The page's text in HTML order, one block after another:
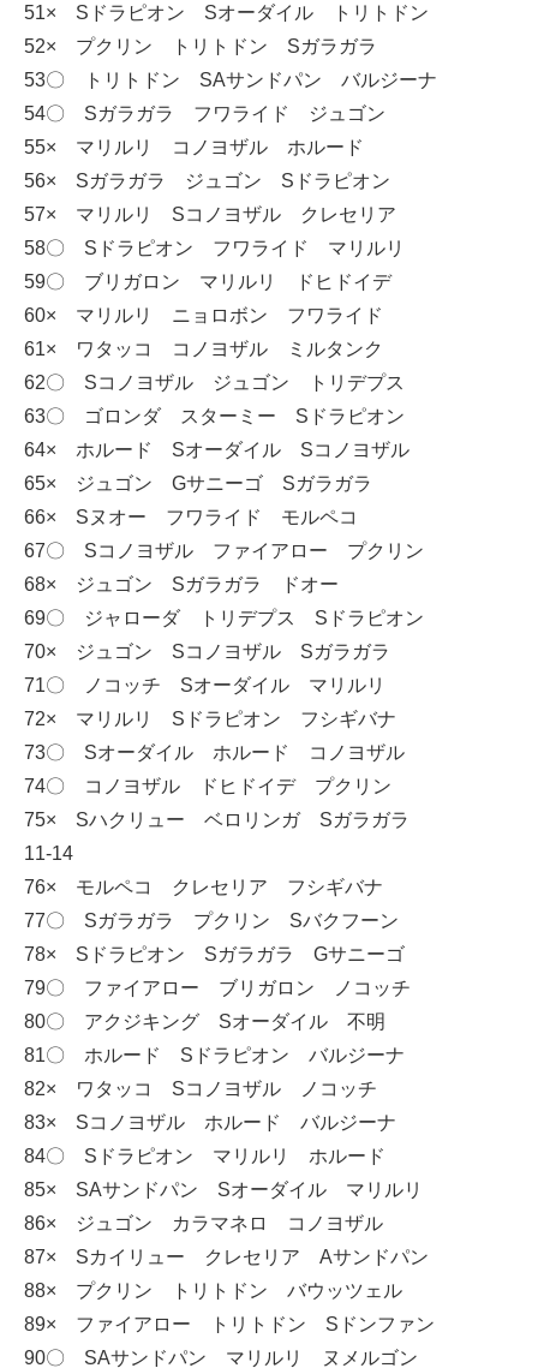
51× Sドラピオン Sオーダイル トリトドン
52× プクリン トリトドン Sガラガラ
53〇 トリトドン SAサンドパン バルジーナ
54〇 Sガラガラ フワライド ジュゴン
55× マリルリ コノヨザル ホルード
56× Sガラガラ ジュゴン Sドラピオン
57× マリルリ Sコノヨザル クレセリア
58〇 Sドラピオン フワライド マリルリ
59〇 ブリガロン マリルリ ドヒドイデ
60× マリルリ ニョロボン フワライド
61× ワタッコ コノヨザル ミルタンク
62〇 Sコノヨザル ジュゴン トリデプス
63〇 ゴロンダ スターミー Sドラピオン
64× ホルード Sオーダイル Sコノヨザル
65× ジュゴン Gサニーゴ Sガラガラ
66× Sヌオー フワライド モルペコ
67〇 Sコノヨザル ファイアロー プクリン
68× ジュゴン Sガラガラ ドオー
69〇 ジャローダ トリデプス Sドラピオン
70× ジュゴン Sコノヨザル Sガラガラ
71〇 ノコッチ Sオーダイル マリルリ
72× マリルリ Sドラピオン フシギバナ
73〇 Sオーダイル ホルード コノヨザル
74〇 コノヨザル ドヒドイデ プクリン
75× Sハクリュー ベロリンガ Sガラガラ
11‐14
76× モルペコ クレセリア フシギバナ
77〇 Sガラガラ プクリン Sバクフーン
78× Sドラピオン Sガラガラ Gサニーゴ
79〇 ファイアロー ブリガロン ノコッチ
80〇 アクジキング Sオーダイル 不明
81〇 ホルード Sドラピオン バルジーナ
82× ワタッコ Sコノヨザル ノコッチ
83× Sコノヨザル ホルード バルジーナ
84〇 Sドラピオン マリルリ ホルード
85× SAサンドパン Sオーダイル マリルリ
86× ジュゴン カラマネロ コノヨザル
87× Sカイリュー クレセリア Aサンドパン
88× プクリン トリトドン バウッツェル
89× ファイアロー トリトドン Sドンファン
90〇 SAサンドパン マリルリ ヌメルゴン